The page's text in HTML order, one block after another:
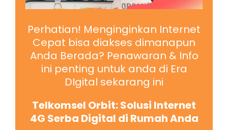
Perhatian! Menginginkan Internet
Cepat bisa diakses dimanapun
Anda Berada? Penawaran & Info
ini penting untuk anda di Era
DIgital sekarang ini
Telkomsel Orbit: Solusi Internet
4G Serba Digital di Rumah Anda